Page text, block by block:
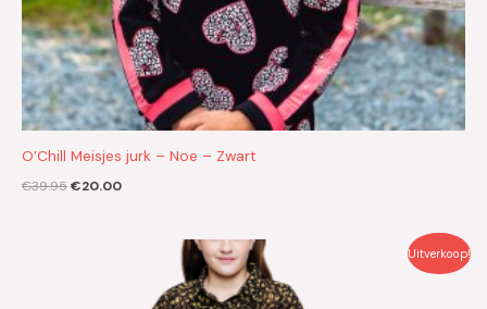
O’Chill Meisjes jurk – Noe – Zwart
€39.95€20.00
Uitverkoop!
€20.00.